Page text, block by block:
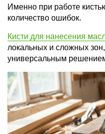
Именно при работе
количество ошибок.
Кисти для нанесения
локальных и сложных
универсальным